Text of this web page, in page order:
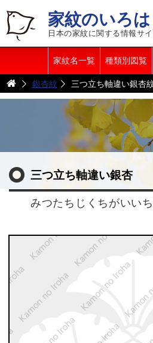
家紋のいろは
日本の家紋に関する情報サイ
家紋名一覧 種類別図覧
銀杏紋 三つ立ち軸違い銀杏
三つ立ち軸違い銀杏
みつたちじくちがいい